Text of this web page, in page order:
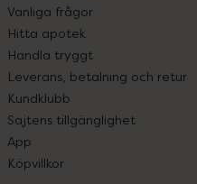
Vanliga frågor
Hitta apotek
Handla tryggt
Leverans, betalning och retur
Kundklubb
Sajtens tillgänglighet
App
Köpvillkor